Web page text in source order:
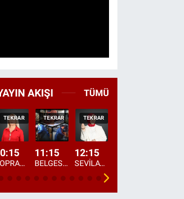
AKIŞI TÜMÜ
TEKRAR
TOPRAKTAN SOFRAYA
TEKRAR
11:15
BELGESEL: "ÜLKE'NİN ALIN TERİ"
TEKRAR
12:15
SEVİLAY SUNGUR İLE ELİMİN BEREKETİ